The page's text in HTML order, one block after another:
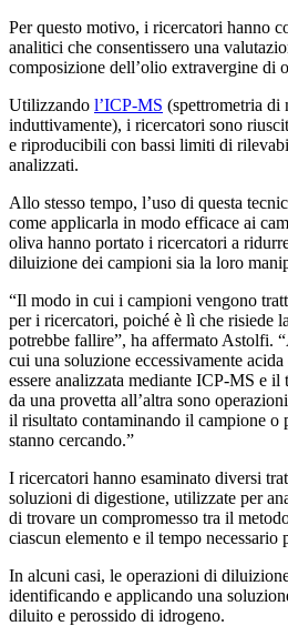
Per questo motivo, i ricercatori hanno
analitici che consentissero una
composizione dell’olio extravergine di
Utilizzando l’ICP-MS (spettrometria di
induttivamente), i ricercatori sono
e riproducibili con bassi limiti di
analizzati.
Allo stesso tempo, l’uso di questa
come applicarla in modo efficace ai
oliva hanno portato i ricercatori a
diluizione dei campioni sia la loro
“Il modo in cui i campioni vengono
per i ricercatori, poiché è lì che risiede
potrebbe fallire”, ha affermato Astolfi.
cui una soluzione eccessivamente acida
essere analizzata mediante ICP-MS e
da una provetta all’altra sono
il risultato contaminando il campione o
stanno cercando.”
I ricercatori hanno esaminato diversi
soluzioni di digestione, utilizzate per
di trovare un compromesso tra il
ciascun elemento e il tempo necessario
In alcuni casi, le operazioni di
identificando e applicando una
diluito e perossido di idrogeno.